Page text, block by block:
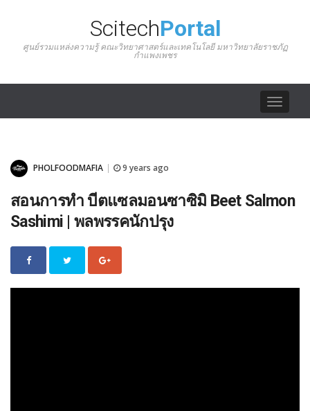
ScitechPortal
ศูนย์รวมแหล่งความรู้ คณะวิทยาศาสตร์และเทคโนโลยี มหาวิทยาลัยราชภัฏ
กำแพงเพชร
Toggle
PHOLFOODMAFIA 9 years ago
สอนการทำ บีตแซลมอนซาซิมิ Beet Salmon
Sashimi | พลพรรคนักปรุง